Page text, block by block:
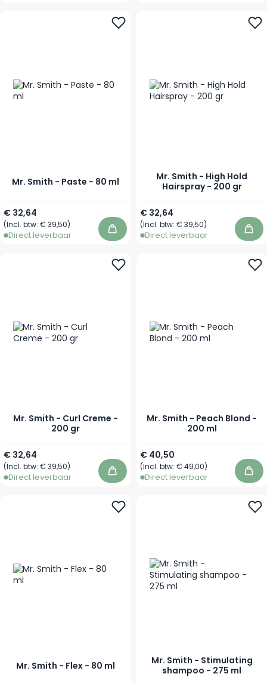
Mr. Smith - Paste - 80 ml
€ 32,64
(Incl. btw: € 39,50)
Direct leverbaar In winkelwagen
Mr. Smith - High Hold
Hairspray - 200 gr
€ 32,64
(Incl. btw: € 39,50)
Direct leverbaar In
Mr. Smith - Curl Creme -
200 gr
€ 32,64
(Incl. btw: € 39,50)
Direct leverbaar In winkelwagen
Mr. Smith - Peach Blond -
200 ml
€ 40,50
(Incl. btw: € 49,00)
Direct leverbaar In
Mr. Smith - Flex - 80 ml
Mr. Smith - Stimulating
shampoo - 275 ml